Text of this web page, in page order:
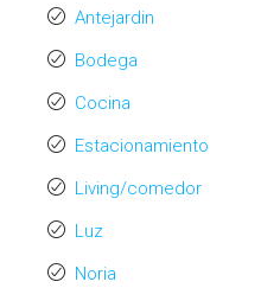
Antejardin
Bodega
Cocina
Estacionamiento
Living/comedor
Luz
Noria